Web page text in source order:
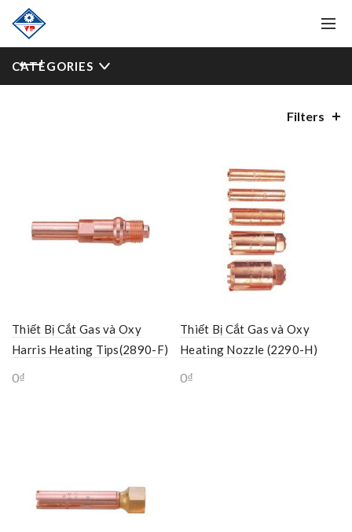
CATEGORIES
Filters
Thiết Bị Cắt Gas và Oxy
Harris Heating Tips(2890-F)
0₫
Thiết Bị Cắt Gas và Oxy
Heating Nozzle (2290-H)
0₫